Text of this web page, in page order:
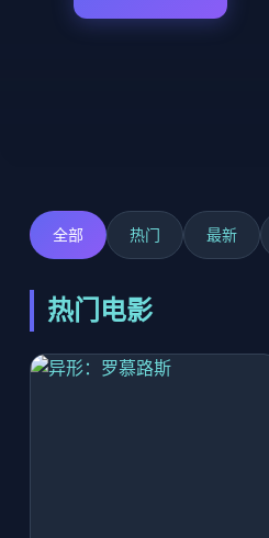
全部 热门 最新
热门电影